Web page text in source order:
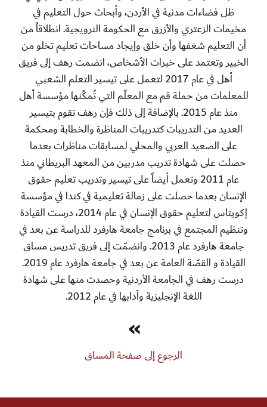
ظل فضاءات مدنية في الأردن، وأبحاث حول التعليم في
مخيمات الزعتري والأزرق مع الحكومة النرويجية. انطلاقاً من
أن التعليم شغفها وأن خلق وإيجاد مساحات تعليم تخلو من
الخبير وتعتمد على خبرات الأشخاص، انضمت رهف إلى فريق
أهل في عام 2017 لتعمل على تيسير التعلم الشعبي
للمعلمات من حملة قم مع المعلّم التي تُمكًنها مؤسسة أهل
منذ عام 2015. بالإضافة إلى ذلك فإن رهف تقوم بتيسير
العديد من التدريبات كتدريبات المناظرة والخطابة ومحكمة
على الصعيد العربي والمحلي لمسابقات مناظرات بعدما
حصلت على شهادة تدريب مدربين من المعهد البريطاني منذ
عام 2011 وتعمل أيضاً على تيسير وتدريب تعليم حقوق
الإنسان بعدما حصلت على زمالة تعليمية في كندا في مؤسسة
إكويتاس لتعليم حقوق الإنسان في عام 2014، درست القيادة
وتنظيم المجتمع في برنامج جامعة هارفرد للدراسة عن بعد في
جامعة هارفرد عام 2013. وانضمّت إلى فريق تدريس مساق
القيادة و القصّة العامة عن بعد في جامعة هارفرد عام 2019.
درست رهف في الجامعة الأردنية وحصدت منها على شهادة
اللغة الإنجليزية وآدابها في عام 2012.
»
الرجوع إلى صفحة المساق